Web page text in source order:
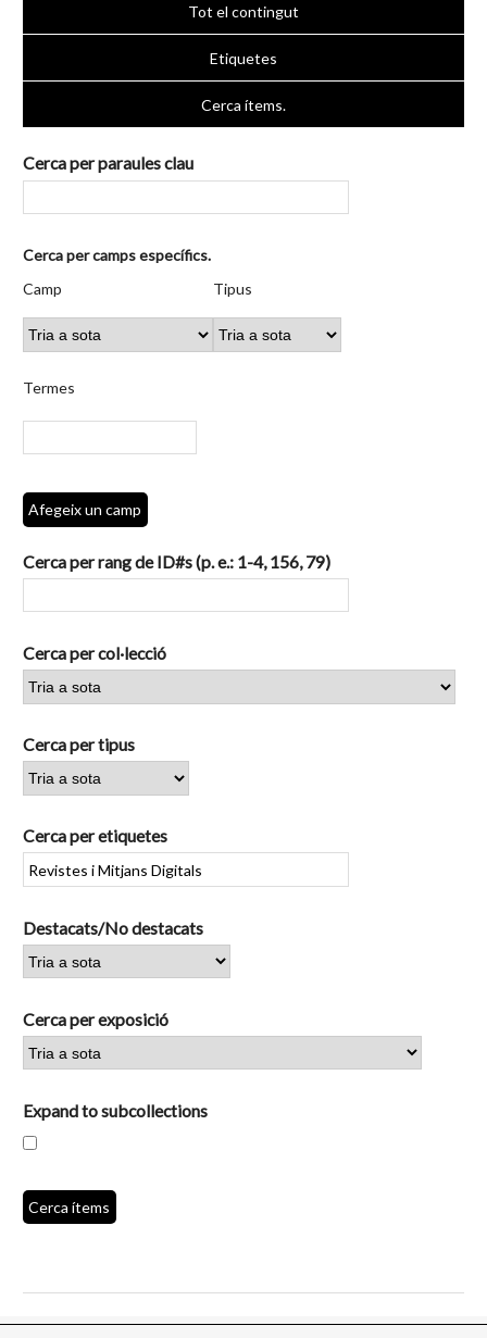
Tot el contingut
Etiquetes
Cerca ítems.
Cerca per paraules clau
Nombre
files
a
"Cerca
camps
Cerca per camps específics.
de
cerca
de
cerca
de
cerca
Joiner
Camp Tipus
Termes
Afegeix un camp
Cerca per rang de ID#s (p. e.: 1-4, 156, 79)
Cerca per col·lecció
Cerca per tipus
Cerca per etiquetes
Destacats/No destacats
Cerca per exposició
Expand to subcollections